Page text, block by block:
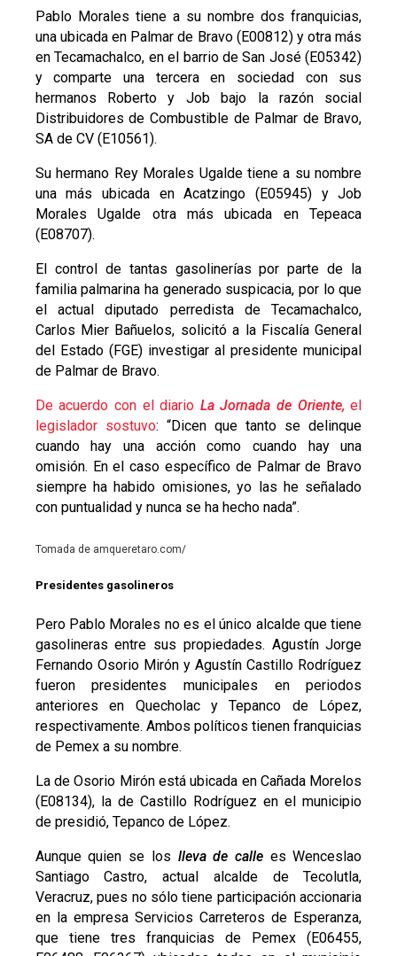
Pablo Morales tiene a su nombre dos franquicias,
una ubicada en Palmar de Bravo (E00812) y otra más
en Tecamachalco, en el barrio de San José (E05342)
y comparte una tercera en sociedad con sus
hermanos Roberto y Job bajo la razón social
Distribuidores de Combustible de Palmar de Bravo,
SA de CV (E10561).
Su hermano Rey Morales Ugalde tiene a su nombre
una más ubicada en Acatzingo (E05945) y Job
Morales Ugalde otra más ubicada en Tepeaca
(E08707).
El control de tantas gasolinerías por parte de la
familia palmarina ha generado suspicacia, por lo que
el actual diputado perredista de Tecamachalco,
Carlos Mier Bañuelos, solicitó a la Fiscalía General
del Estado (FGE) investigar al presidente municipal
de Palmar de Bravo.
De acuerdo con el diario La Jornada de Oriente, el
legislador sostuvo: “Dicen que tanto se delinque
cuando hay una acción como cuando hay una
omisión. En el caso específico de Palmar de Bravo
siempre ha habido omisiones, yo las he señalado
con puntualidad y nunca se ha hecho nada”.
Tomada de amqueretaro.com/
Presidentes gasolineros
Pero Pablo Morales no es el único alcalde que tiene
gasolineras entre sus propiedades. Agustín Jorge
Fernando Osorio Mirón y Agustín Castillo Rodríguez
fueron presidentes municipales en periodos
anteriores en Quecholac y Tepanco de López,
respectivamente. Ambos políticos tienen franquicias
de Pemex a su nombre.
La de Osorio Mirón está ubicada en Cañada Morelos
(E08134), la de Castillo Rodríguez en el municipio
de presidió, Tepanco de López.
Aunque quien se los lleva de callees Wenceslao
Santiago Castro, actual alcalde de Tecolutla,
Veracruz, pues no sólo tiene participación accionaria
en la empresa Servicios Carreteros de Esperanza,
que tiene tres franquicias de Pemex (E06455,